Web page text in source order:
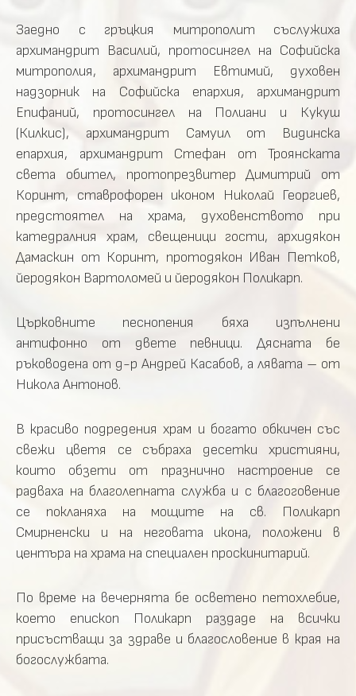
Заедно с гръцкия митрополит съслужиха
архимандрит Василий, протосингел на Софийска
митрополия, архимандрит Евтимий, духовен
надзорник на Софийска епархия, архимандрит
Епифаний, протосингел на Полиани и Кукуш
(Килкис), архимандрит Самуил от Видинска
епархия, архимандрит Стефан от Троянската
света обител, протопрезвитер Димитрий от
Коринт, ставрофорен иконом Николай Георгиев,
предстоятел на храма, духовенството при
катедралния храм, свещеници гости, архидякон
Дамаскин от Коринт, протодякон Иван Петков,
йеродякон Вартоломей и йеродякон Поликарп.
Църковните песнопения бяха изпълнени
антифонно от двете певници. Дясната бе
ръководена от д-р Андрей Касабов, а лявата – от
Никола Антонов.
В красиво подредения храм и богато обкичен със
свежи цветя се събраха десетки християни,
които обзети от празнично настроение се
радваха на благолепната служба и с благоговение
се покланяха на мощите на св. Поликарп
Смирненски и на неговата икона, положени в
центъра на храма на специален проскинитарий.
По време на вечернята бе осветено петохлебие,
което епископ Поликарп раздаде на всички
присъстващи за здраве и благословение в края на
богослужбата.